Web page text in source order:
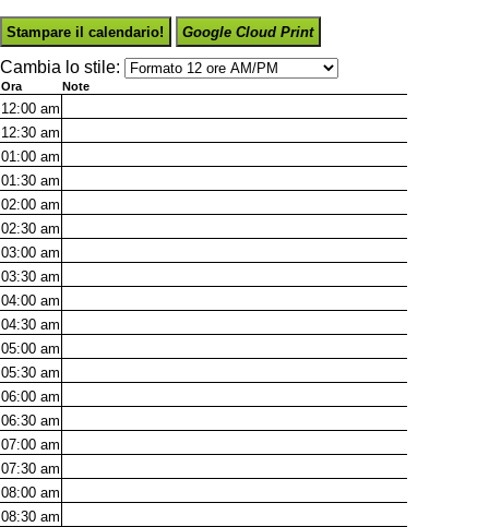
Stampare il calendario! Google Cloud Print
Cambia lo stile:
Ora Note
12:00 am
12:30 am
01:00 am
01:30 am
02:00 am
02:30 am
03:00 am
03:30 am
04:00 am
04:30 am
05:00 am
05:30 am
06:00 am
06:30 am
07:00 am
07:30 am
08:00 am
08:30 am